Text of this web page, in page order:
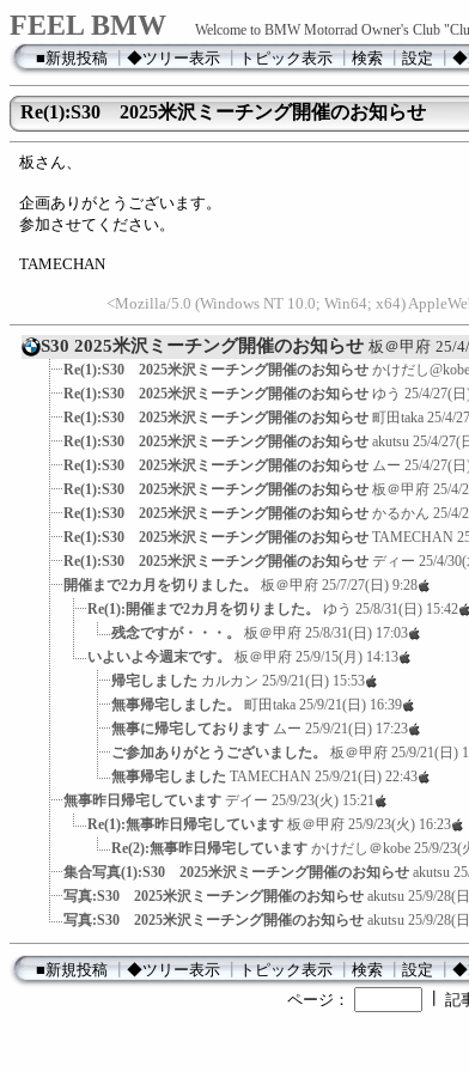
FEEL BMW Welcome to BMW Motorrad Owner's Club
■新規投稿┃◆ツリー表示┃トピック表示┃検索┃設定┃
Re(1):S30 2025米沢ミーチング開催のお知らせ
板さん、
企画ありがとうございます。
参加させてください。
TAMECHAN
<Mozilla/5.0 (Windows NT 10.0; Win64; x64)
S30 2025米沢ミーチング開催のお知らせ 板＠甲府 25/
Re(1):S30 2025米沢ミーチング開催のお知らせ かけだし@kobe
Re(1):S30 2025米沢ミーチング開催のお知らせ ゆう 25/4/27(
Re(1):S30 2025米沢ミーチング開催のお知らせ 町田taka 25/4/
Re(1):S30 2025米沢ミーチング開催のお知らせ akutsu 25/4/27(
Re(1):S30 2025米沢ミーチング開催のお知らせ ムー 25/4/27(
Re(1):S30 2025米沢ミーチング開催のお知らせ 板＠甲府 25/4/
Re(1):S30 2025米沢ミーチング開催のお知らせ かるかん 25/4/
Re(1):S30 2025米沢ミーチング開催のお知らせ TAMECHAN
Re(1):S30 2025米沢ミーチング開催のお知らせ ディー 25/4/
開催まで2カ月を切りました。
板＠甲府 25/7/27(日) 9:28
Re(1):開催まで2カ月を切りました。
ゆう 25/8/31(日) 15:42
残念ですが・・・。
板＠甲府 25/8/31(日) 17:03
いよいよ今週末です。
板＠甲府 25/9/15(月) 14:13
帰宅しました カルカン 25/9/21(日) 15:53
無事帰宅しました。
町田taka 25/9/21(日) 16:39
無事に帰宅しております ムー 25/9/21(日) 17:23
ご参加ありがとうございました。
板＠甲府 25/9/21(日)
無事帰宅しました TAMECHAN 25/9/21(日) 22:43
無事昨日帰宅しています デイー 25/9/23(火) 15:21
Re(1):無事昨日帰宅しています 板＠甲府 25/9/23(火) 16:23
Re(2):無事昨日帰宅しています かけだし＠kobe 25/9/23(
集合写真(1):S30 2025米沢ミーチング開催のお知らせ akutsu
写真:S30 2025米沢ミーチング開催のお知らせ akutsu 25/9/28(
写真:S30 2025米沢ミーチング開催のお知らせ akutsu 25/9/28(
■新規投稿┃◆ツリー表示┃トピック表示┃検索┃設定┃
ページ：
記